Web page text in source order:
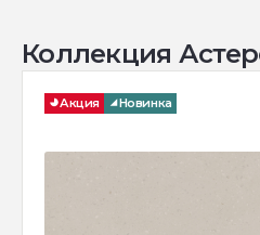
Коллекция
Акция Новинка